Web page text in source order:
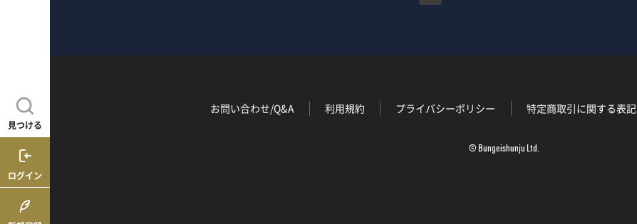
見つける
ログイン
お問い合わせ/Q&A 利用規約 プライバシーポリシー 特定商取引に関する表記
© Bungeishunju Ltd.